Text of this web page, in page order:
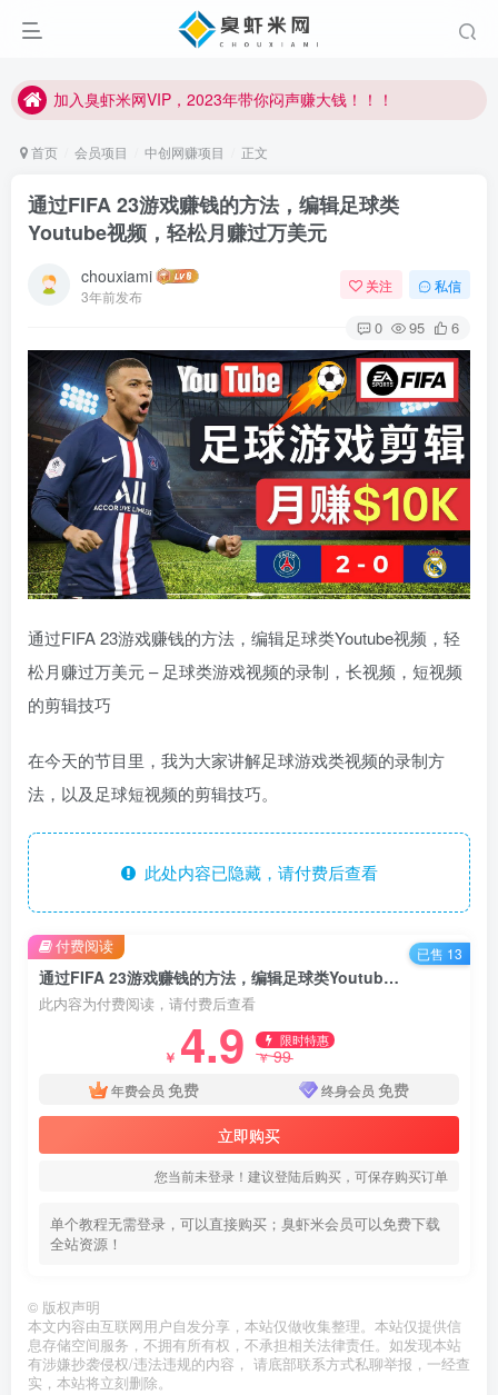
加入臭虾米网VIP，2023年带你闷声赚大钱！！！
加入臭虾米网VIP，2023年带你闷声赚大钱！！！
首页 会员项目 中创网赚项目 正文
通过FIFA 23游戏赚钱的方法，编辑足球类
Youtube视频，轻松月赚过万美元
chouxiami
3年前发布
关注 私信
0 95 6
通过FIFA 23游戏赚钱的方法，编辑足球类Youtube视频，轻
松月赚过万美元 – 足球类游戏视频的录制，长视频，短视频
的剪辑技巧
在今天的节目里，我为大家讲解足球游戏类视频的录制方
法，以及足球短视频的剪辑技巧。
此处内容已隐藏，请付费后查看
通过FIFA 23游戏赚钱的方法，编辑足球类Youtube视频，轻松月赚过万美元
此内容为付费阅读，请付费后查看
￥ 4.9 限时特惠
￥99
年费会员 免费 终身会员 免费
立即购买
您当前未登录！建议登陆后购买，可保存购买订单
单个教程无需登录，可以直接购买；臭虾米会员可以免费下载
全站资源！
付费阅读 已售 13
© 版权声明
本文内容由互联网用户自发分享，本站仅做收集整理。本站仅提供信
息存储空间服务，不拥有所有权，不承担相关法律责任。如发现本站
有涉嫌抄袭侵权/违法违规的内容， 请底部联系方式私聊举报，一经查
实，本站将立刻删除。